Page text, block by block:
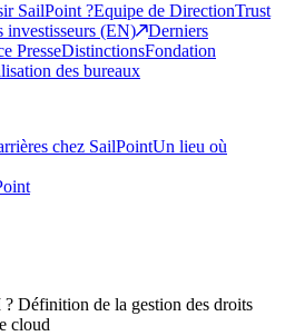
SailPoint ?Equipe de DirectionTrust
investisseurs (EN)
Derniers
PresseDistinctionsFondation
des bureaux
chez SailPointUn lieu où
Définition de la gestion des droits
cloud